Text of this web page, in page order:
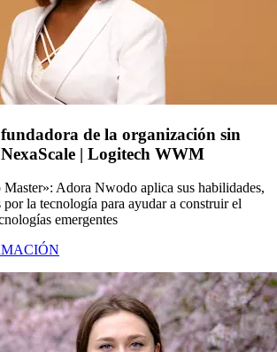
de la organización sin
| Logitech WWM
Adora Nwodo aplica sus habilidades,
por la tecnología para ayudar a construir el
emergentes